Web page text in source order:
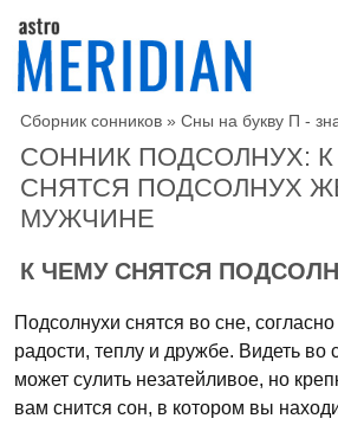
Сборник сонников » Сны на букву П -
СОННИК ПОДСОЛНУХ:
СНЯТСЯ ПОДСОЛНУХ
МУЖЧИНЕ
К ЧЕМУ СНЯТСЯ
Подсолнухи снятся во сне,
радости, теплу и дружбе. Видеть во
может сулить незатейливое, но
вам снится сон, в котором вы